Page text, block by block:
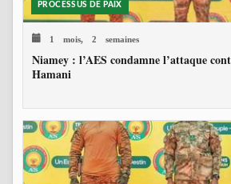
PROCESSUS DE PAIX
1 mois, 2 semaines
Niamey : l’AES condamne l’attaque
Hamani